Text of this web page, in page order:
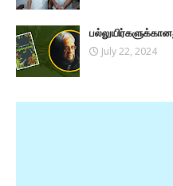
July 22, 2024